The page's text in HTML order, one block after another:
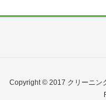
Copyright © 2017 クリーニン